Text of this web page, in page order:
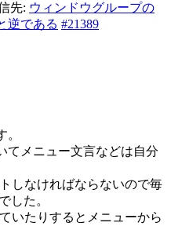
先: ウィンドウグループの
逆である #21389
てメニュー文言などは自分
しなければならないので毎
した。
いたりするとメニューから